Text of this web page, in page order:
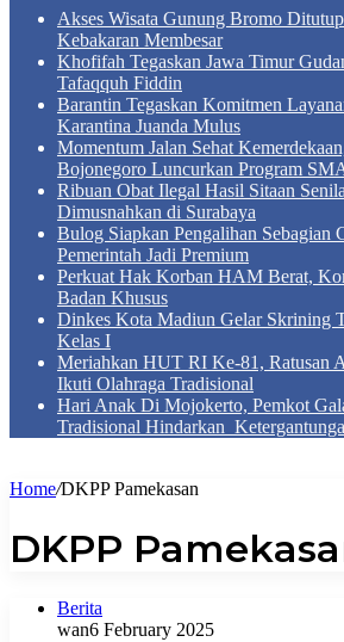
Akses Wisata Gunung Bromo
Kebakaran Membesar
Khofifah Tegaskan Jawa Timur
Tafaqquh Fiddin
Barantin Tegaskan Komitmen
Karantina Juanda Mulus
Momentum Jalan Sehat
Bojonegoro Luncurkan Program
Ribuan Obat Ilegal Hasil Sitaan
Dimusnahkan di Surabaya
Bulog Siapkan Pengalihan Sebagian
Pemerintah Jadi Premium
Perkuat Hak Korban HAM Berat,
Badan Khusus
Dinkes Kota Madiun Gelar Skrining
Kelas I
Meriahkan HUT RI Ke-81, Ratusan
Ikuti Olahraga Tradisional
Hari Anak Di Mojokerto, Pemkot
Tradisional Hindarkan
Home/DKPP Pamekasan
DKPP
Berita
wan6 February 2025